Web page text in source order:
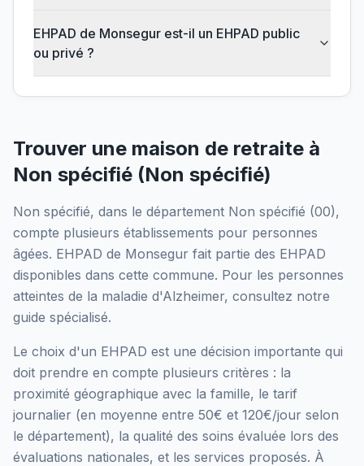
EHPAD de Monsegur est-il un EHPAD public
ou privé ?
Trouver une maison de retraite à
Non spécifié (Non spécifié)
Non spécifié, dans le département Non spécifié (00),
compte plusieurs établissements pour personnes
âgées. EHPAD de Monsegur fait partie des EHPAD
disponibles dans cette commune. Pour les personnes
atteintes de la maladie d'Alzheimer, consultez notre
guide spécialisé.
Le choix d'un EHPAD est une décision importante qui
doit prendre en compte plusieurs critères : la
proximité géographique avec la famille, le tarif
journalier (en moyenne entre 50€ et 120€/jour selon
le département), la qualité des soins évaluée lors des
évaluations nationales, et les services proposés. À